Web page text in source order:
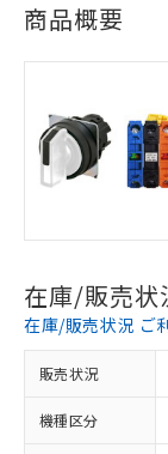
商品概要
在庫/販売状
在庫/販売状況 ご
販売状況
機種区分